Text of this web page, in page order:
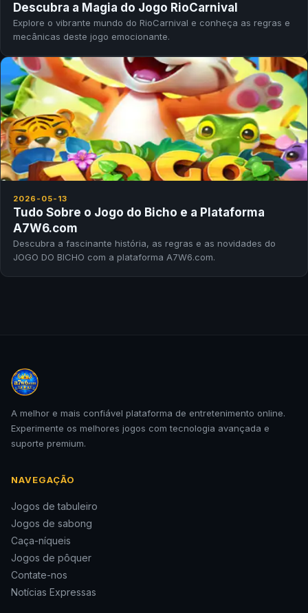
Descubra a Magia do Jogo RioCarnival
Explore o vibrante mundo do RioCarnival e conheça as regras e
mecânicas deste jogo emocionante.
2026-05-13
Tudo Sobre o Jogo do Bicho e a Plataforma
A7W6.com
Descubra a fascinante história, as regras e as novidades do
JOGO DO BICHO com a plataforma A7W6.com.
A melhor e mais confiável plataforma de entretenimento online.
Experimente os melhores jogos com tecnologia avançada e
suporte premium.
NAVEGAÇÃO
Jogos de tabuleiro
Jogos de sabong
Caça-níqueis
Jogos de pôquer
Contate-nos
Notícias Expressas